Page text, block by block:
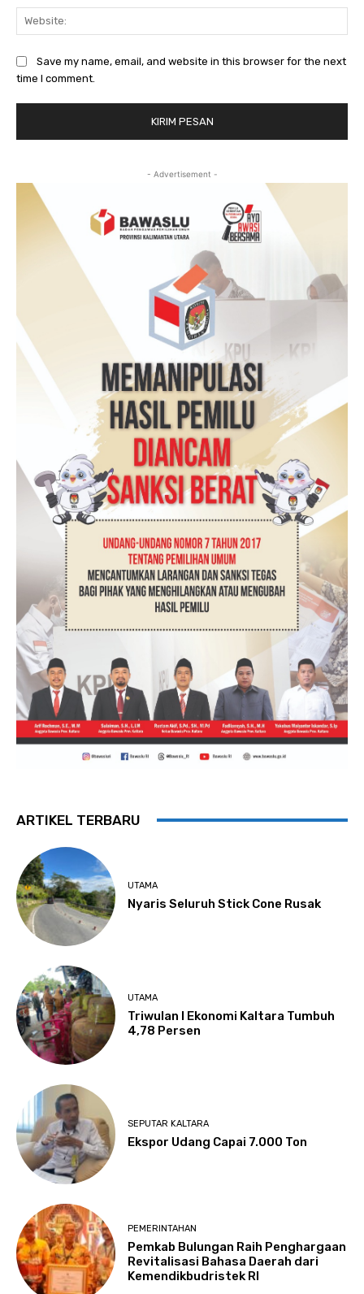
Save my name, email, and website in this browser for the next
time I comment.
- Advertisement -
ARTIKEL TERBARU
UTAMA
Nyaris Seluruh Stick Cone Rusak
UTAMA
Triwulan I Ekonomi Kaltara Tumbuh
4,78 Persen
SEPUTAR KALTARA
Ekspor Udang Capai 7.000 Ton
PEMERINTAHAN
Pemkab Bulungan Raih Penghargaan
Revitalisasi Bahasa Daerah dari
Kemendikbudristek RI